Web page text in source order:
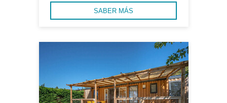
SABER MÁS